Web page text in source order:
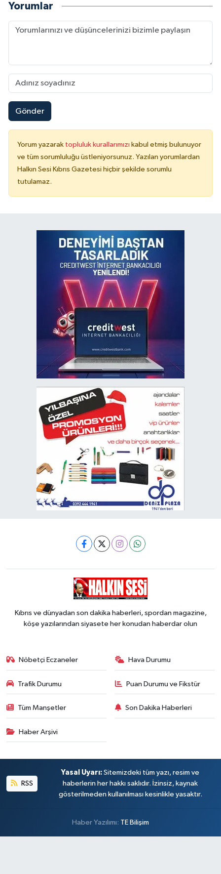
Yorumlar
Gönder
Yorum yazarak topluluk kurallarımızı kabul etmiş bulunuyor
ve tüm sorumluluğu üstleniyorsunuz. Yazılan yorumlardan
Halkın Sesi Kıbrıs Gazetesi hiçbir şekilde sorumlu
tutulamaz.
Kıbrıs ve dünyadan son dakika haberleri, spordan magazine,
köşe yazılarından siyasete her konudan haberdar olun
Nöbetçi Eczaneler Hava Durumu
Trafik Durumu Puan Durumu ve Fikstür
Tüm Manşetler Son Dakika Haberleri
Haber Arşivi
RSS
Yasal Uyarı: Sitemizdeki tüm yazı, resim ve
haberlerin her hakkı saklıdır. İzinsiz, kaynak
gösterilmeden kullanılması kesinlikle yasaktır.
Haber Yazılımı: TE Bilişim